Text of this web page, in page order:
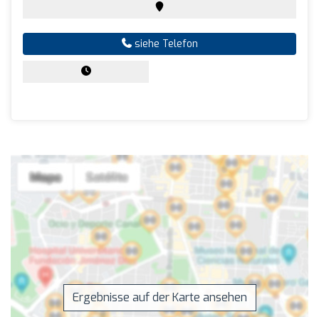
siehe Telefon
Ergebnisse auf der Karte ansehen